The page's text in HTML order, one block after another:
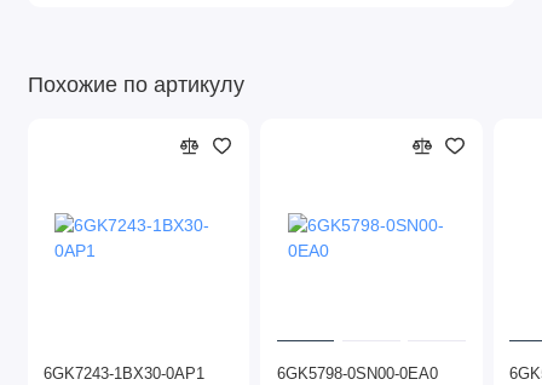
Похожие по артикулу
6GK7243-1BX30-0AP1 6GK5798-0SN00-0EA0